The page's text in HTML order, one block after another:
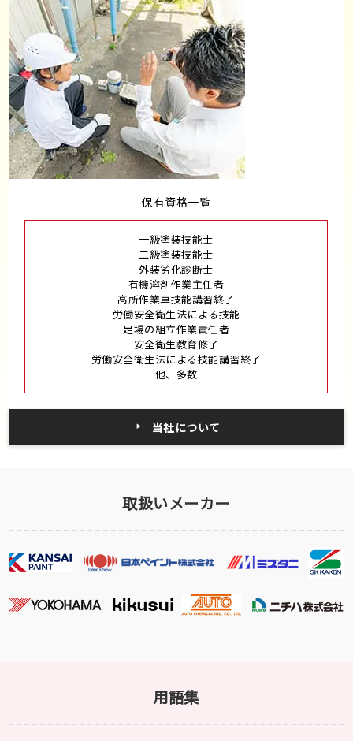
保有資格一覧
一級塗装技能士
二級塗装技能士
外装劣化診断士
有機溶剤作業主任者
高所作業車技能講習終了
労働安全衛生法による技能
足場の組立作業責任者
安全衛生教育修了
労働安全衛生法による技能講習終了
他、多数
当社について
取扱いメーカー
用語集